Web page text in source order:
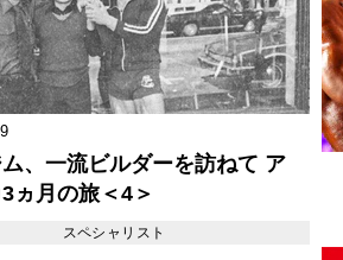
、一流ビルダーを訪ねて ア
ヵ月の旅＜4＞
スペシャリスト